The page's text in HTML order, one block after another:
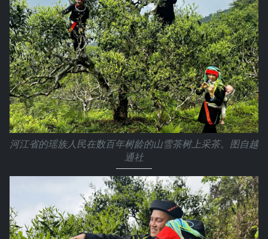
河江省的瑶族人民在数百年树龄的山雪茶树上采茶。图自越
通社